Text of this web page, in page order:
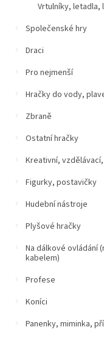
Vrtulníky, letadla,
Společenské hry
Draci
Pro nejmenší
Hračky do vody,
Zbraně
Ostatní hračky
Kreativní,
Figurky, postavičky
Hudební nástroje
Plyšové hračky
Na dálkové ovládání
kabelem)
Profese
Koníci
Panenky, miminka,